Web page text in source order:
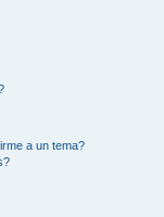
a un tema?